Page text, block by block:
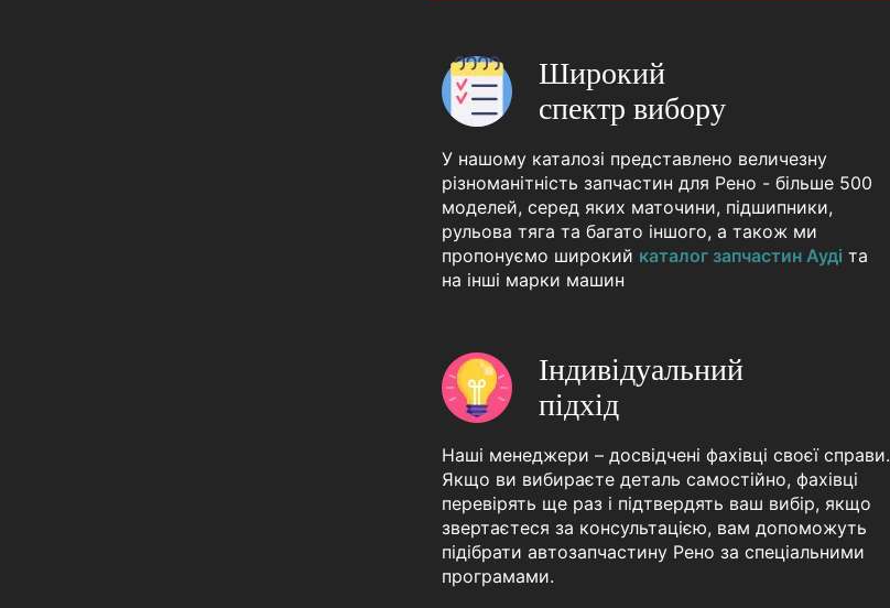
Широкий
спектр вибору
У нашому каталозі представлено величезну
різноманітність запчастин для Рено - більше 500
моделей, серед яких маточини, підшипники,
рульова тяга та багато іншого, а також ми
пропонуємо широкий каталог запчастин Ауді та
на інші марки машин
Iндивiдуальний
пiдхiд
Наші менеджери – досвідчені фахівці своєї справи.
Якщо ви вибираєте деталь самостійно, фахівці
перевірять ще раз і підтвердять ваш вибір, якщо
звертаєтеся за консультацією, вам допоможуть
підібрати автозапчастину Рено за спеціальними
програмами.